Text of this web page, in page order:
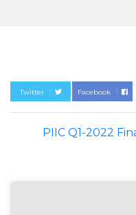
Twitter Facebook
PIIC Q1-2022